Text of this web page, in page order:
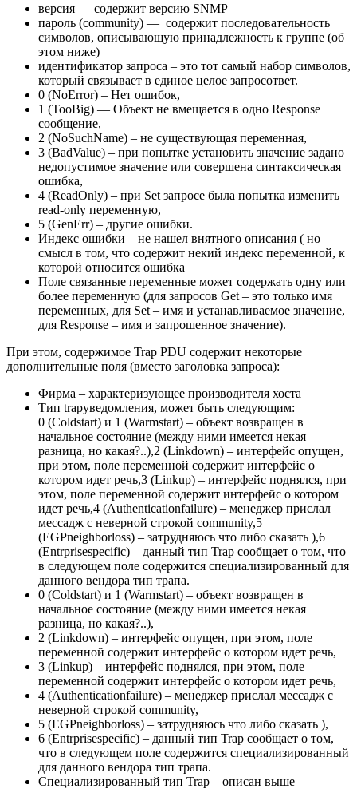
версия — содержит версию SNMP
пароль (community) — содержит последовательность
символов, описывающую принадлежность к группе (об
этом ниже)
идентификатор запроса – это тот самый набор символов,
который связывает в единое целое запросответ.
0 (NoError) – Нет ошибок,
1 (TooBig) — Объект не вмещается в одно Response
сообщение,
2 (NoSuchName) – не существующая переменная,
3 (BadValue) – при попытке установить значение задано
недопустимое значение или совершена синтаксическая
ошибка,
4 (ReadOnly) – при Set запросе была попытка изменить
read-only переменную,
5 (GenErr) – другие ошибки.
Индекс ошибки – не нашел внятного описания ( но
смысл в том, что содержит некий индекс переменной, к
которой относится ошибка
Поле связанные переменные может содержать одну или
более переменную (для запросов Get – это только имя
переменных, для Set – имя и устанавливаемое значение,
для Response – имя и запрошенное значение).
При этом, содержимое Trap PDU содержит некоторые
дополнительные поля (вместо заголовка запроса):
Фирма – характеризующее производителя хоста
Тип trapуведомления, может быть следующим:
0 (Coldstart) и 1 (Warmstart) – объект возвращен в
начальное состояние (между ними имеется некая
разница, но какая?..),2 (Linkdown) – интерфейс опущен,
при этом, поле переменной содержит интерфейс о
котором идет речь,3 (Linkup) – интерфейс поднялся, при
этом, поле переменной содержит интерфейс о котором
идет речь,4 (Authenticationfailure) – менеджер прислал
мессадж с неверной строкой community,5
(EGPneighborloss) – затрудняюсь что либо сказать ),6
(Entrprisespecific) – данный тип Trap сообщает о том, что
в следующем поле содержится специализированный для
данного вендора тип трапа.
0 (Coldstart) и 1 (Warmstart) – объект возвращен в
начальное состояние (между ними имеется некая
разница, но какая?..),
2 (Linkdown) – интерфейс опущен, при этом, поле
переменной содержит интерфейс о котором идет речь,
3 (Linkup) – интерфейс поднялся, при этом, поле
переменной содержит интерфейс о котором идет речь,
4 (Authenticationfailure) – менеджер прислал мессадж с
неверной строкой community,
5 (EGPneighborloss) – затрудняюсь что либо сказать ),
6 (Entrprisespecific) – данный тип Trap сообщает о том,
что в следующем поле содержится специализированный
для данного вендора тип трапа.
Специализированный тип Trap – описан выше